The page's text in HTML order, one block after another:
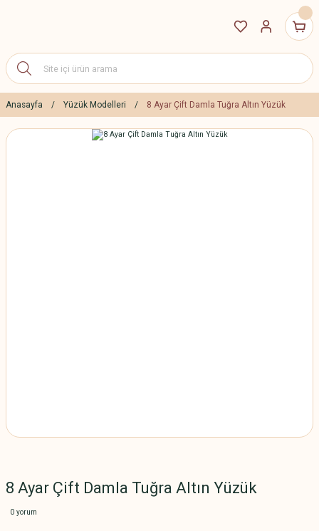
Anasayfa Yüzük Modelleri 8 Ayar Çift Damla Tuğra Altın Yüzük
8 Ayar Çift Damla Tuğra Altın Yüzük
0 yorum